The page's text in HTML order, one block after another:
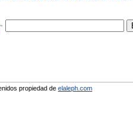
propiedad de elaleph.com